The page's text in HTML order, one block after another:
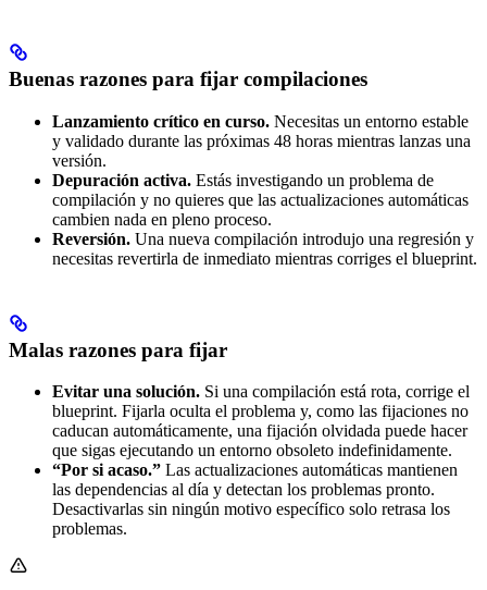
Buenas razones para fijar compilaciones
Lanzamiento crítico en curso. Necesitas un entorno estable
y validado durante las próximas 48 horas mientras lanzas una
versión.
Depuración activa. Estás investigando un problema de
compilación y no quieres que las actualizaciones automáticas
cambien nada en pleno proceso.
Reversión. Una nueva compilación introdujo una regresión y
necesitas revertirla de inmediato mientras corriges el blueprint.
Malas razones para fijar
Evitar una solución. Si una compilación está rota, corrige el
blueprint. Fijarla oculta el problema y, como las fijaciones no
caducan automáticamente, una fijación olvidada puede hacer
que sigas ejecutando un entorno obsoleto indefinidamente.
“Por si acaso.” Las actualizaciones automáticas mantienen
las dependencias al día y detectan los problemas pronto.
Desactivarlas sin ningún motivo específico solo retrasa los
problemas.